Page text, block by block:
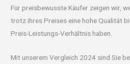
Für preisbewusste Käufer zeigen wir,
trotz ihres Preises eine hohe Qualität
Preis-Leistungs-Verhältnis haben.
Mit unserem Vergleich 2024 sind Sie